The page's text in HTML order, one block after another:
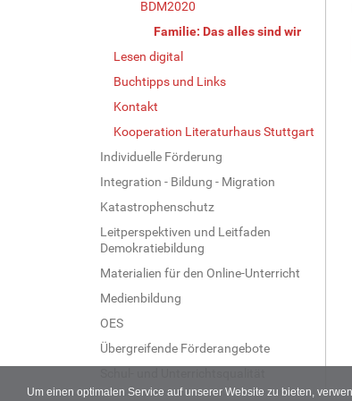
Um einen optimalen Service auf unserer Website zu bieten,
BDM2020
Familie: Das alles sind wir
Lesen digital
Buchtipps und Links
Kontakt
Kooperation Literaturhaus Stuttgart
Individuelle Förderung
Integration - Bildung - Migration
Katastrophenschutz
Leitperspektiven und Leitfaden
Demokratiebildung
Materialien für den Online-Unterricht
Medienbildung
OES
Übergreifende Förderangebote